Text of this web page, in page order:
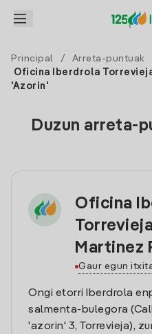
Principal / Arreta-puntuak
Oficina Iberdrola
'Azorin'
Duzun arreta-
Oficina
Martinez
Gaur egun
Ongi etorri Iberdrola
salmenta-bulegora
'azorin' 3, Torrevieja),